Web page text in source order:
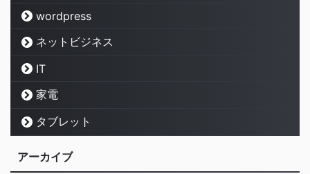
wordpress
ネットビジネス
IT
家電
タブレット
アーカイブ